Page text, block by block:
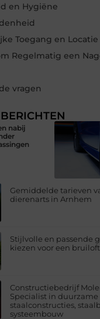
en Hygiëne
Toegang en Locatie
vragen
nabij
Gemiddelde tarieven
dierenarts in Arnhem
Stijlvolle en passende
kiezen voor een bruiloft
Constructiebedrijf
Specialist in duurzame
staalconstructies,
systeembouw